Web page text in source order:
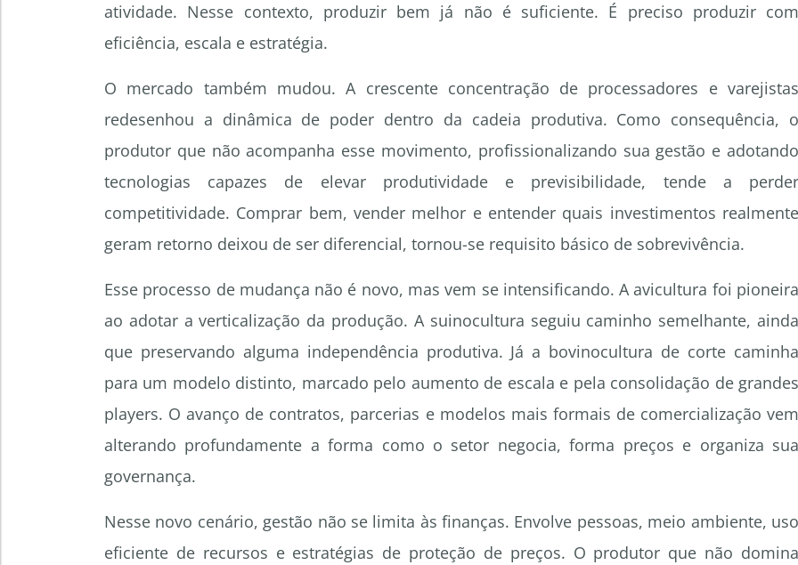
atividade. Nesse contexto, produzir bem já não é suficiente. É preciso produzir com
eficiência, escala e estratégia.
O mercado também mudou. A crescente concentração de processadores e varejistas
redesenhou a dinâmica de poder dentro da cadeia produtiva. Como consequência, o
produtor que não acompanha esse movimento, profissionalizando sua gestão e adotando
tecnologias capazes de elevar produtividade e previsibilidade, tende a perder
competitividade. Comprar bem, vender melhor e entender quais investimentos realmente
geram retorno deixou de ser diferencial, tornou-se requisito básico de sobrevivência.
Esse processo de mudança não é novo, mas vem se intensificando. A avicultura foi pioneira
ao adotar a verticalização da produção. A suinocultura seguiu caminho semelhante, ainda
que preservando alguma independência produtiva. Já a bovinocultura de corte caminha
para um modelo distinto, marcado pelo aumento de escala e pela consolidação de grandes
players. O avanço de contratos, parcerias e modelos mais formais de comercialização vem
alterando profundamente a forma como o setor negocia, forma preços e organiza sua
governança.
Nesse novo cenário, gestão não se limita às finanças. Envolve pessoas, meio ambiente, uso
eficiente de recursos e estratégias de proteção de preços. O produtor que não domina